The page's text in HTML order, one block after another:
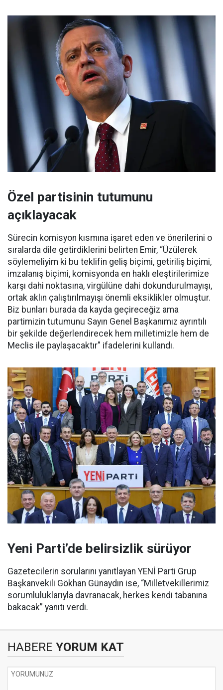
Özel partisinin tutumunu
açıklayacak
Sürecin komisyon kısmına işaret eden ve önerilerini o
sıralarda dile getirdiklerini belirten Emir, “Üzülerek
söylemeliyim ki bu teklifin geliş biçimi, getiriliş biçimi,
imzalanış biçimi, komisyonda en haklı eleştirilerimize
karşı dahi noktasına, virgülüne dahi dokundurulmayışı,
ortak aklın çalıştırılmayışı önemli eksiklikler olmuştur.
Biz bunları burada da kayda geçireceğiz ama
partimizin tutumunu Sayın Genel Başkanımız ayrıntılı
bir şekilde değerlendirecek hem milletimizle hem de
Meclis ile paylaşacaktır" ifadelerini kullandı.
Yeni Parti’de belirsizlik sürüyor
Gazetecilerin sorularını yanıtlayan YENİ Parti Grup
Başkanvekili Gökhan Günaydın ise, “Milletvekillerimiz
sorumluluklarıyla davranacak, herkes kendi tabanına
bakacak” yanıtı verdi.
HABERE YORUM KAT